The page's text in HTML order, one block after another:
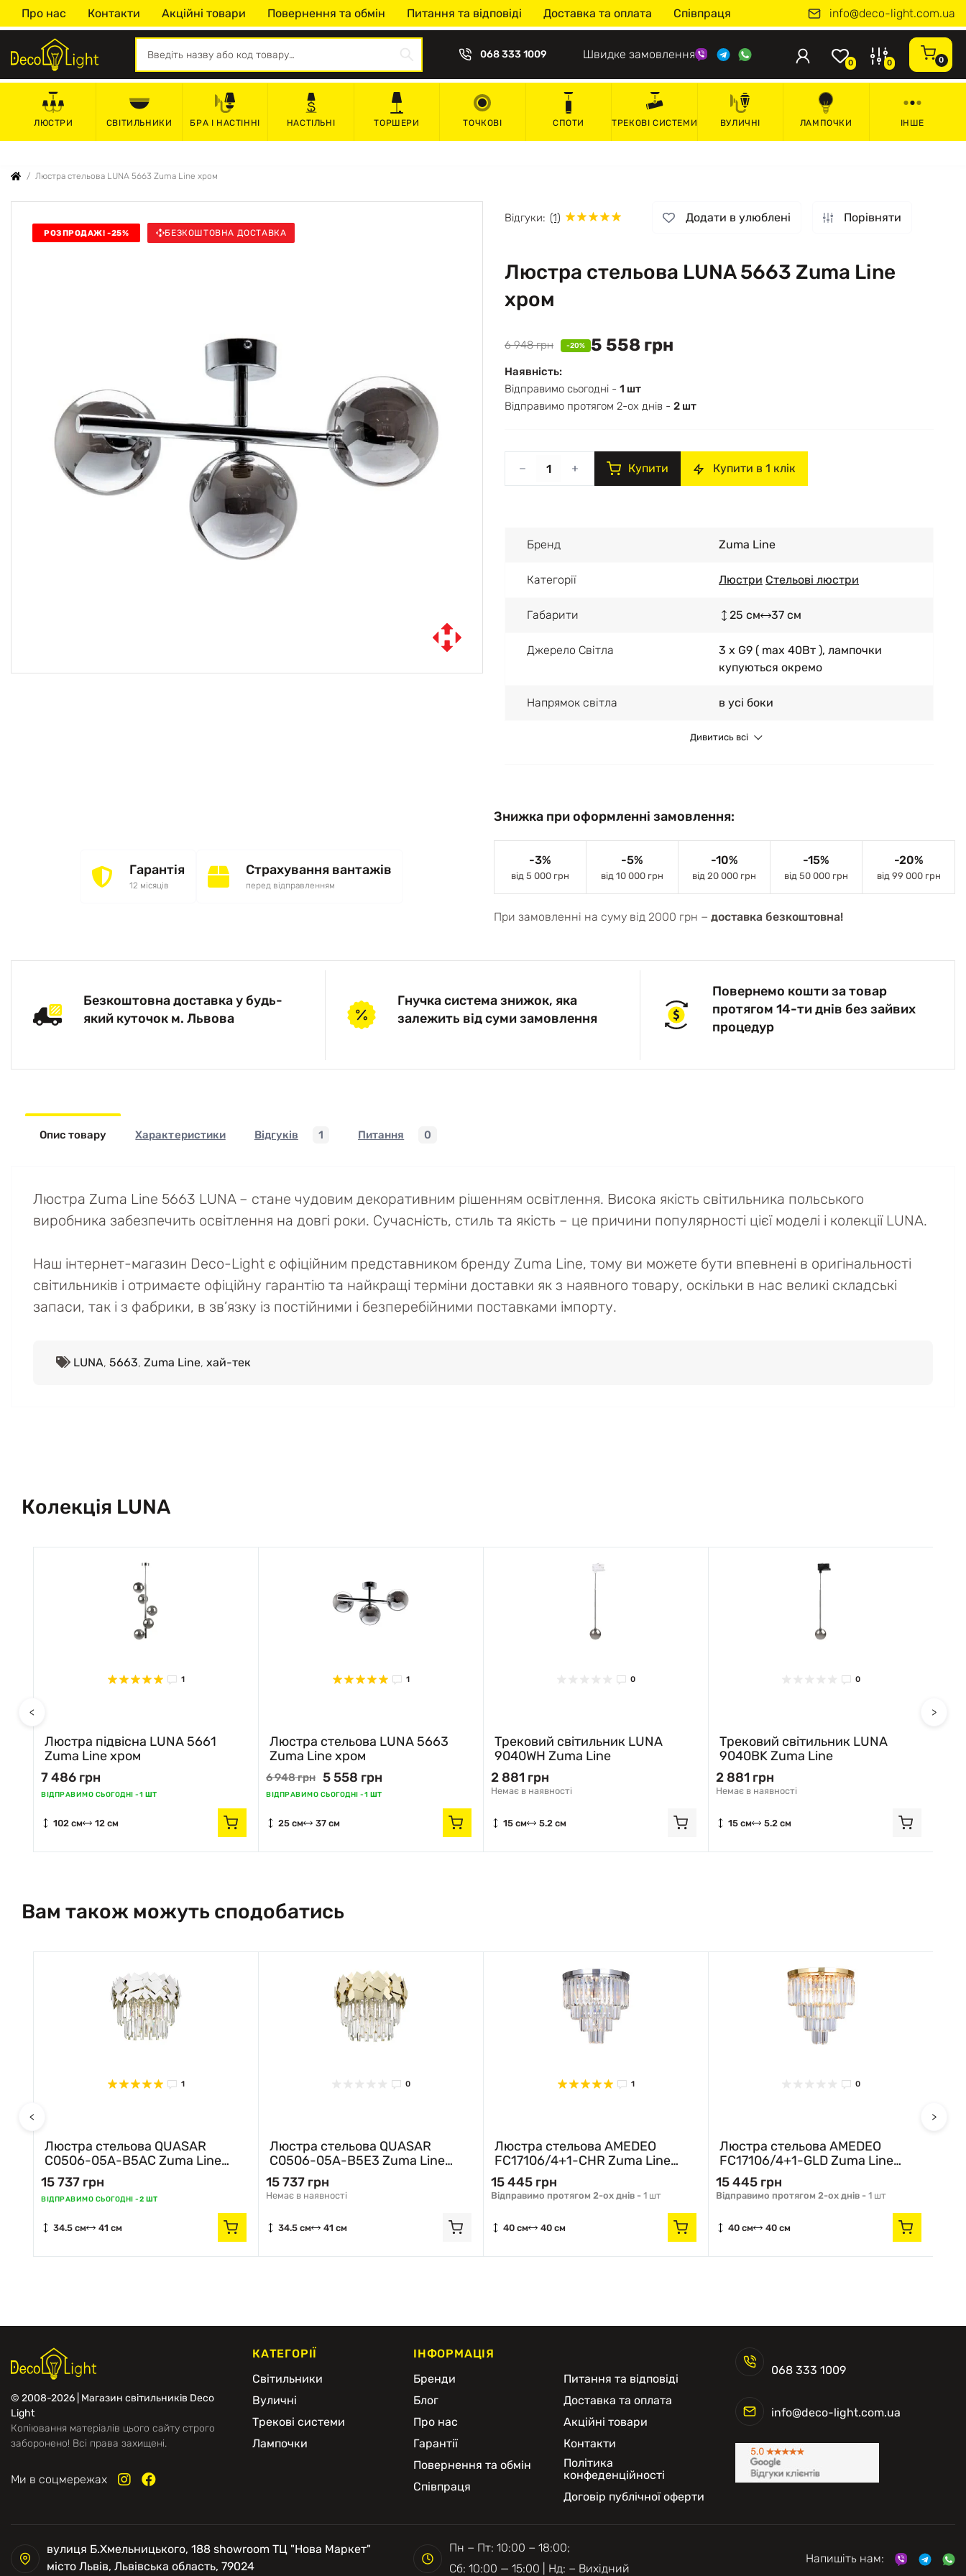
Про нас Контакти Акційні товари Повернення та обмін Питання та відповіді Доставка та оплата Співпраця info@deco-light.com.ua
068 333 1009 Швидке замовлення
0 0 0
ЛЮСТРИ СВІТИЛЬНИКИ БРА І НАСТІННІ НАСТІЛЬНІ ТОРШЕРИ ТОЧКОВІ СПОТИ ТРЕКОВІ СИСТЕМИ ВУЛИЧНІ ЛАМПОЧКИ ІНШЕ
Люстра стельова LUNA 5663 Zuma Line хром
РОЗПРОДАЖ! -25% БЕЗКОШТОВНА ДОСТАВКА
Відгуки: (1) Додати в улюблені Порівняти
Люстра стельова LUNA 5663 Zuma Line
хром
6 948 грн -20% 5 558 грн
Наявність:
Відправимо сьогодні - 1 шт
Відправимо протягом 2-ох днів - 2 шт
Купити Купити в 1 клік
Бренд Zuma Line
Категорії Люстри Стельові люстри
Габарити 25 см 37 см
Джерело Світла
3 x G9 ( max 40Вт ), лампочки
купуються окремо
Напрямок світла в усі боки
Дивитись всі
Гарантія
12 місяців
Страхування вантажів
перед відправленням
Знижка при оформленні замовлення:
-3%
від 5 000 грн
-5%
від 10 000 грн
-10%
від 20 000 грн
-15%
від 50 000 грн
-20%
від 99 000 грн
При замовленні на суму від 2000 грн − доставка безкоштовна!
Безкоштовна доставка у будь-
який куточок м. Львова
Гнучка система знижок, яка
залежить від суми замовлення
Повернемо кошти за товар
протягом 14-ти днів без зайвих
процедур
Опис товару Характеристики Відгуків 1 Питання 0
Люстра Zuma Line 5663 LUNA – стане чудовим декоративним рішенням освітлення. Висока якість світильника польського
виробника забезпечить освітлення на довгі роки. Сучасність, стиль та якість – це причини популярності цієї моделі і колекції LUNA.
Наш інтернет-магазин Deco-Light є офіційним представником бренду Zuma Line, тому ви можете бути впевнені в оригінальності
світильників і отримаєте офіційну гарантію та найкращі терміни доставки як з наявного товару, оскільки в нас великі складські
запаси, так і з фабрики, в зв’язку із постійними і безперебійними поставками імпорту.
LUNA, 5663, Zuma Line, хай-тек
Колекція LUNA
<
1
Люстра підвісна LUNA 5661
Zuma Line хром
7 486 грн
ВІДПРАВИМО СЬОГОДНІ -1 ШТ
102 см 12 см
1
Люстра стельова LUNA 5663
Zuma Line хром
6 948 грн 5 558 грн
ВІДПРАВИМО СЬОГОДНІ -1 ШТ
25 см 37 см
0
Трековий світильник LUNA
9040WH Zuma Line
2 881 грн
Немає в наявності
15 см 5.2 см
0
Трековий світильник LUNA
9040BK Zuma Line
2 881 грн
Немає в наявності
15 см 5.2 см
>
Вам також можуть сподобатись
<
1
Люстра стельова QUASAR
C0506-05A-B5AC Zuma Line
хром
15 737 грн
ВІДПРАВИМО СЬОГОДНІ -2 ШТ
34.5 см 41 см
0
Люстра стельова QUASAR
C0506-05A-B5E3 Zuma Line
золотий
15 737 грн
Немає в наявності
34.5 см 41 см
1
Люстра стельова AMEDEO
FC17106/4+1-CHR Zuma Line
хром
15 445 грн
Відправимо протягом 2-ох днів - 1 шт
40 см 40 см
0
Люстра стельова AMEDEO
FC17106/4+1-GLD Zuma Line
золотий
15 445 грн
Відправимо протягом 2-ох днів - 1 шт
40 см 40 см
>
© 2008-2026 | Магазин світильників Deco
Light
Копіювання матеріалів цього сайту строго
заборонено! Всі права захищені.
Ми в соцмережах
КАТЕГОРІЇ
Світильники
Вуличні
Трекові системи
Лампочки
ІНФОРМАЦІЯ
Бренди
Блог
Про нас
Гарантії
Повернення та обмін
Співпраця
Питання та відповіді
Доставка та оплата
Акційні товари
Контакти
Політика
конфеденційності
Договір публічної оферти
068 333 1009
info@deco-light.com.ua
вулиця Б.Хмельницького, 188 showroom ТЦ "Нова Маркет"
місто Львів, Львівська область, 79024
Пн − Пт: 10:00 − 18:00;
Сб: 10:00 — 15:00 | Нд: − Вихідний
Напишіть нам: